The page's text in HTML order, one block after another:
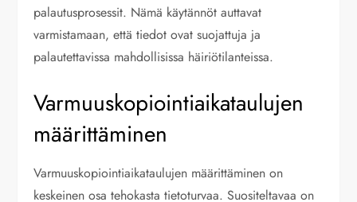
palautusprosessit. Nämä käytännöt auttavat
varmistamaan, että tiedot ovat suojattuja ja
palautettavissa mahdollisissa häiriötilanteissa.
Varmuuskopiointiaikataulujen
määrittäminen
Varmuuskopiointiaikataulujen määrittäminen on
keskeinen osa tehokasta tietoturvaa. Suositeltavaa on